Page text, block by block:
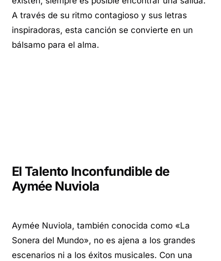
A través de su ritmo contagioso y sus letras
inspiradoras, esta canción se convierte en un
bálsamo para el alma.
El Talento Inconfundible de
Aymée Nuviola
Aymée Nuviola, también conocida como «La
Sonera del Mundo», no es ajena a los grandes
escenarios ni a los éxitos musicales. Con una